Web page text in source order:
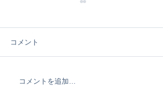
なんだかずっと波ある湘
コメント
コメントを追加…